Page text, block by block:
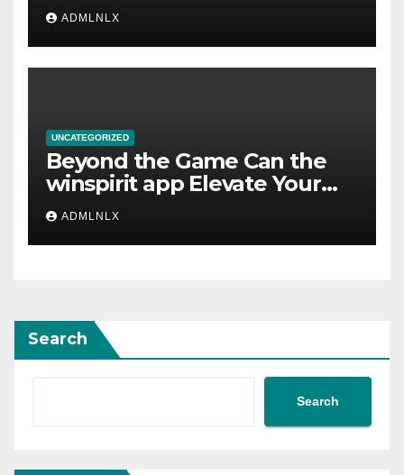
online.2951
ADMLNLX
UNCATEGORIZED
Beyond the Game Can the
winspirit app Elevate Your
Casino Experience to New
Heights
ADMLNLX
Search
Search